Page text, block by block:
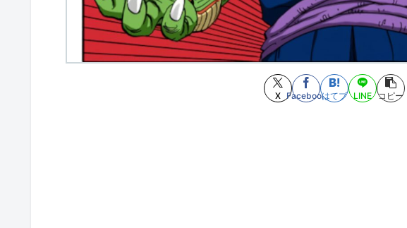
X Facebookはてブ LINE コピー